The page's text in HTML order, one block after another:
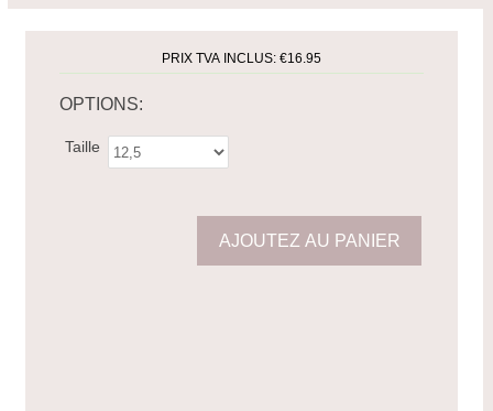
PRIX TVA INCLUS:€16.95
OPTIONS:
Taille